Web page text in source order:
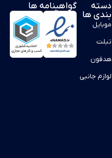
دسته
بندی ها
موبایل
تبلت
هدفون
لوازم جانبی
گواهینامه ها